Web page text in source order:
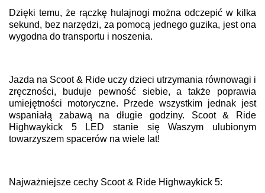
Dzięki temu, że rączkę hulajnogi można odczepić w kilka
sekund, bez narzędzi, za pomocą jednego guzika, jest ona
wygodna do transportu i noszenia.
Jazda na Scoot & Ride uczy dzieci utrzymania równowagi i
zręczności, buduje pewność siebie, a także poprawia
umiejętności motoryczne. Przede wszystkim jednak jest
wspaniałą zabawą na długie godziny. Scoot & Ride
Highwaykick 5 LED stanie się Waszym ulubionym
towarzyszem spacerów na wiele lat!
Najważniejsze cechy Scoot & Ride Highwaykick 5: